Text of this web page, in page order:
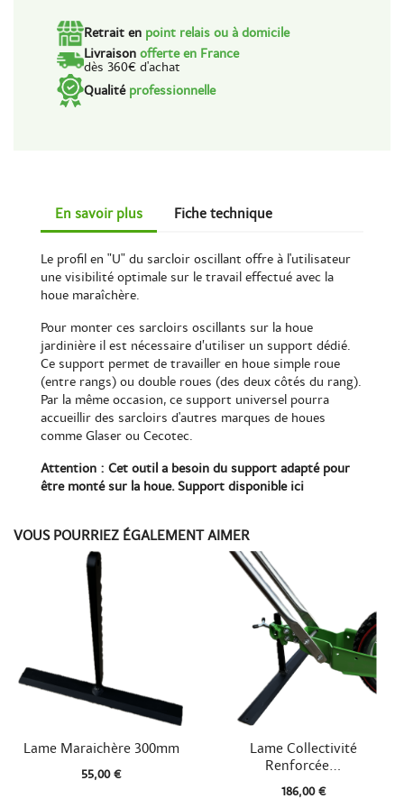
Retrait en point relais ou à domicile
Livraison offerte en France
dès 360€ d'achat
Qualité professionnelle
En savoir plus Fiche technique
Le profil en "U" du sarcloir oscillant offre à l'utilisateur
une visibilité optimale sur le travail effectué avec la
houe maraîchère.
Pour monter ces sarcloirs oscillants sur la houe
jardinière il est nécessaire d’utiliser un support dédié.
Ce support permet de travailler en houe simple roue
(entre rangs) ou double roues (des deux côtés du rang).
Par la même occasion, ce support universel pourra
accueillir des sarcloirs d'autres marques de houes
comme Glaser ou Cecotec.
Attention : Cet outil a besoin du support adapté pour
être monté sur la houe. Support disponible ici
VOUS POURRIEZ ÉGALEMENT AIMER
Aperçu rapide
Lame Maraichère 300mm
55,00 €
Aperçu rapide
Lame Collectivité
Renforcée...
186,00 €